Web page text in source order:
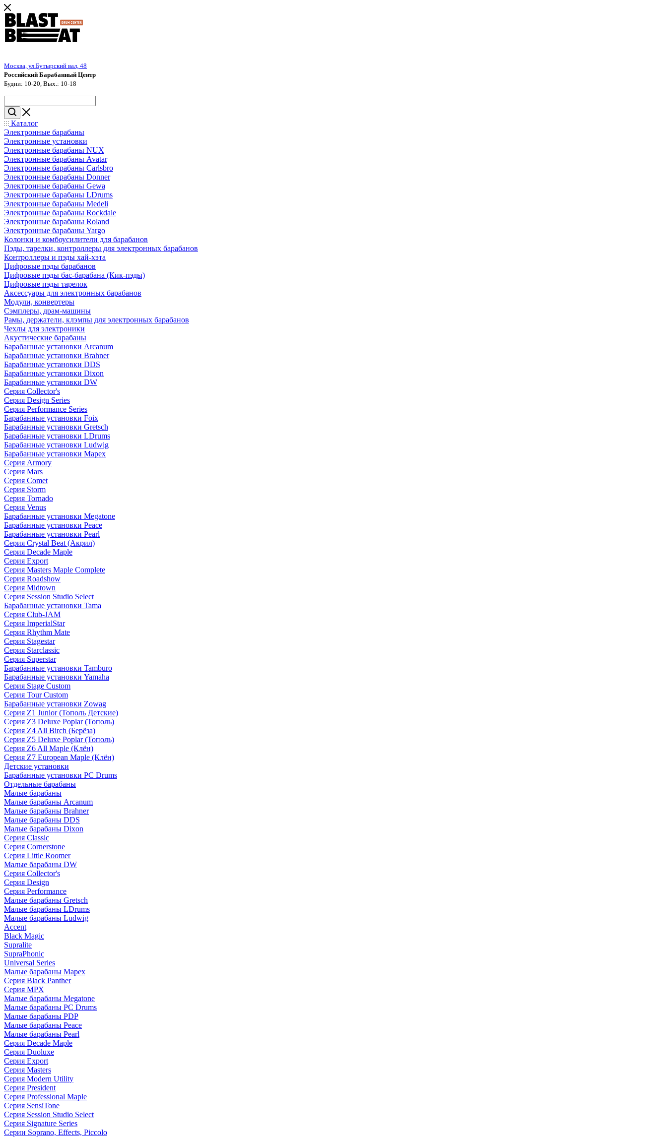
Москва, ул.Бутырский вал, 48
Российский Барабанный Центр
Будни: 10-20, Вых.: 10-18
Каталог
Электронные барабаны
Электронные установки
Электронные барабаны NUX
Электронные барабаны Avatar
Электронные барабаны Carlsbro
Электронные барабаны Donner
Электронные барабаны Gewa
Электронные барабаны LDrums
Электронные барабаны Medeli
Электронные барабаны Rockdale
Электронные барабаны Roland
Электронные барабаны Yargo
Колонки и комбоусилители для барабанов
Пэды, тарелки, контроллеры для электронных барабанов
Контроллеры и пэды хай-хэта
Цифровые пэды барабанов
Цифровые пэды бас-барабана (Кик-пэды)
Цифровые пэды тарелок
Аксессуары для электронных барабанов
Модули, конвертеры
Сэмплеры, драм-машины
Рамы, держатели, клэмпы для электронных барабанов
Чехлы для электроники
Акустические барабаны
Барабанные установки Arcanum
Барабанные установки Brahner
Барабанные установки DDS
Барабанные установки Dixon
Барабанные установки DW
Серия Collector's
Серия Design Series
Серия Performance Series
Барабанные установки Foix
Барабанные установки Gretsch
Барабанные установки LDrums
Барабанные установки Ludwig
Барабанные установки Mapex
Серия Armory
Серия Mars
Серия Comet
Серия Storm
Серия Tornado
Серия Venus
Барабанные установки Megatone
Барабанные установки Peace
Барабанные установки Pearl
Серия Crystal Beat (Акрил)
Серия Decade Maple
Серия Export
Серия Masters Maple Complete
Серия Roadshow
Серия Midtown
Серия Session Studio Select
Барабанные установки Tama
Серия Club-JAM
Серия ImperialStar
Серия Rhythm Mate
Серия Stagestar
Серия Starclassic
Серия Superstar
Барабанные установки Tamburo
Барабанные установки Yamaha
Серия Stage Custom
Серия Tour Custom
Барабанные установки Zowag
Серия Z1 Junior (Тополь Детские)
Серия Z3 Deluxe Poplar (Тополь)
Серия Z4 All Birch (Берёза)
Серия Z5 Deluxe Poplar (Тополь)
Серия Z6 All Maple (Клён)
Серия Z7 European Maple (Клён)
Детские установки
Барабанные установки PC Drums
Отдельные барабаны
Малые барабаны
Малые барабаны Arcanum
Малые барабаны Brahner
Малые барабаны DDS
Малые барабаны Dixon
Серия Classic
Серия Cornerstone
Серия Little Roomer
Малые барабаны DW
Серия Collector's
Серия Design
Серия Performance
Малые барабаны Gretsch
Малые барабаны LDrums
Малые барабаны Ludwig
Accent
Black Magic
Supralite
SupraPhonic
Universal Series
Малые барабаны Mapex
Серия Black Panther
Серия MPX
Малые барабаны Megatone
Малые барабаны PC Drums
Малые барабаны PDP
Малые барабаны Peace
Малые барабаны Pearl
Серия Decade Maple
Серия Duoluxe
Серия Export
Серия Masters
Серия Modern Utility
Серия President
Серия Professional Maple
Серия SensiTone
Серия Session Studio Select
Серия Signature Series
Серии Soprano, Effects, Piccolo